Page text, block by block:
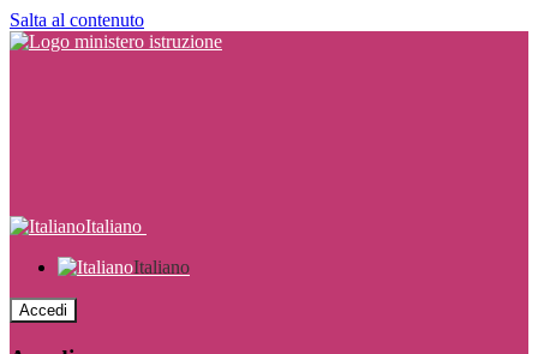
Salta al contenuto
Italiano
Italiano
Accedi